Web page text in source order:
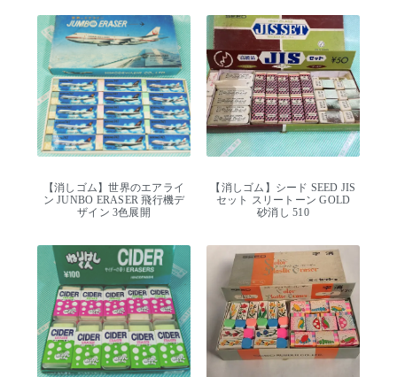
【消しゴム】世界のエアライ
ン JUNBO ERASER 飛行機デ
ザイン 3色展開
【消しゴム】シード SEED JIS
セット スリートーン GOLD
砂消し 510